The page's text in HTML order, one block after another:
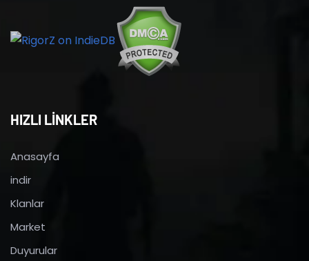
HIZLI LİNKLER
Anasayfa
indir
Klanlar
Market
Duyurular